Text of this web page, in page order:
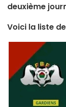
deuxième
Voici la liste